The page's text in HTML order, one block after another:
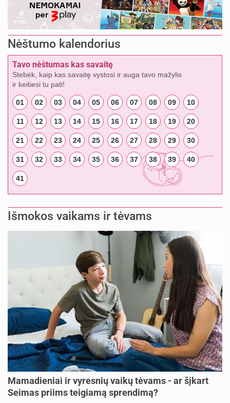
Nėštumo kalendorius
Tavo nėštumas kas savaitę
Stebėk, kaip kas savaitę vystosi ir auga tavo mažylis
ir keitiesi tu pati!
01 02 03 04 05 06 07 08 09 10
11 12 13 14 15 16 17 18 19 20
21 22 23 24 25 26 27 28 29 30
31 32 33 34 35 36 37 38 39 40
41
Išmokos vaikams ir tėvams
Mamadieniai ir vyresnių vaikų tėvams - ar šįkart
Seimas priims teigiamą sprendimą?